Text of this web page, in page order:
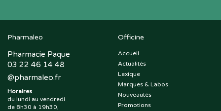
Pharmaleo
Pharmacie Paque
03 22 46 14 48
@pharmaleo.fr
Horaires
du lundi au vendredi
de 8h30 à 19h30,
Officine
Accueil
Actualités
Lexique
Marques & Labos
Nouveautés
Promotions